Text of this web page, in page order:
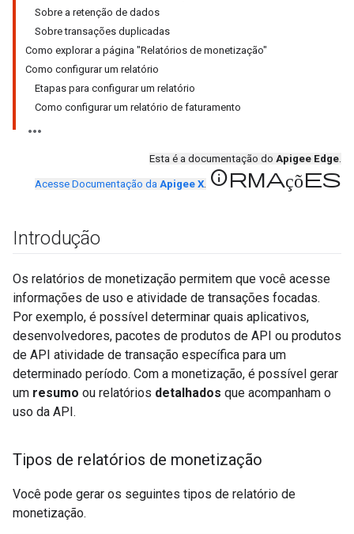
Sobre a retenção de dados
Sobre transações duplicadas
Como explorar a página "Relatórios de monetização"
Como configurar um relatório
Etapas para configurar um relatório
Como configurar um relatório de faturamento
Esta é a documentação do Apigee Edge.
Acesse Documentação da Apigee X. informações
Introdução
Os relatórios de monetização permitem que você acesse
informações de uso e atividade de transações focadas.
Por exemplo, é possível determinar quais aplicativos,
desenvolvedores, pacotes de produtos de API ou produtos
de API atividade de transação específica para um
determinado período. Com a monetização, é possível gerar
um resumo ou relatórios detalhados que acompanham o
uso da API.
Tipos de relatórios de monetização
Você pode gerar os seguintes tipos de relatório de
monetização.